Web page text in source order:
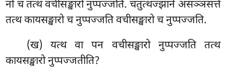
नो च तत्थ वचीसङ्खारो नुप्पज्जति. चतुत्थज्झाने असञ्ञसत्ते
तत्थ कायसङ्खारो च नुप्पज्जति वचीसङ्खारो च नुप्पज्जति.
(ख) यत्थ वा पन वचीसङ्खारो नुप्पज्जति तत्थ
कायसङ्खारो नुप्पज्जतीति?